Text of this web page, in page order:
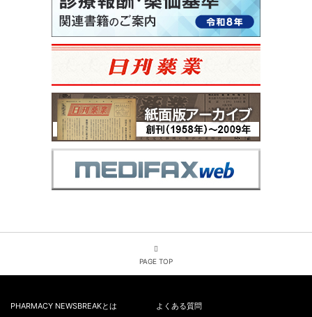
PAGE TOP
PHARMACY NEWSBREAKとは よくある質問